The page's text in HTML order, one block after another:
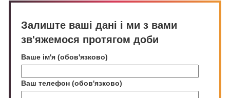
Залиште ваші дані і ми з вами
зв'яжемося протягом доби
Ваше ім'я (обов'язково)
Ваш телефон (обов'язково)